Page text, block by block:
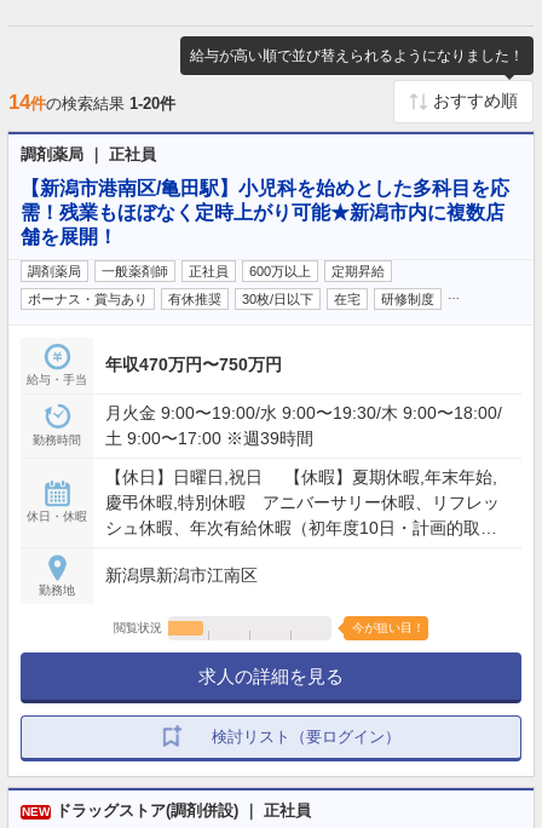
給与が高い順で並び替えられるようになりました！
14件の検索結果 1-20件
調剤薬局 ｜ 正社員
【新潟市港南区/亀田駅】小児科を始めとした多科目を応
需！残業もほぼなく定時上がり可能★新潟市内に複数店
舗を展開！
調剤薬局 一般薬剤師 正社員 600万以上
定期昇給
ボーナス・賞与あり
有休推奨 30枚/日以下 在宅 研修制度
給与・手当
年収470万円〜750万円
勤務時間
月火金 9:00〜19:00/水 9:00〜19:30/木 9:00〜18:00/
土 9:00〜17:00 ※週39時間
休日・休暇
【休日】日曜日,祝日 【休暇】夏期休暇,年末年始,
慶弔休暇,特別休暇 アニバーサリー休暇、リフレッ
シュ休暇、年次有給休暇（初年度10日・計画的取得
勤務地
新潟県新潟市江南区
閲覧状況 今が狙い目！
求人の詳細を見る
検討リスト（要ログイン）
NEW ドラッグストア(調剤併設) ｜ 正社員